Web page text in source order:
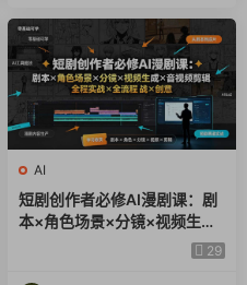
AI
短剧创作者必修AI漫剧课：剧
本×角色场景×分镜×视频生成
×音视频剪辑×全流程实战×创29